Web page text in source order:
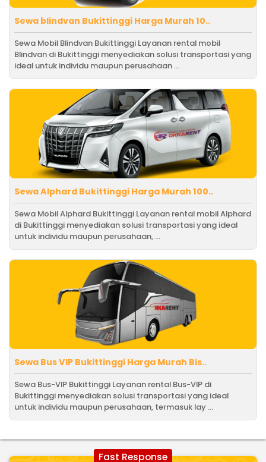
Sewa blindvan Bukittinggi Harga Murah 10..
Sewa Mobil Blindvan Bukittinggi Layanan rental mobil
Blindvan di Bukittinggi menyediakan solusi transportasi yang
ideal untuk individu maupun perusahaan ...
Sewa Alphard Bukittinggi Harga Murah 100..
Sewa Mobil Alphard Bukittinggi Layanan rental mobil Alphard
di Bukittinggi menyediakan solusi transportasi yang ideal
untuk individu maupun perusahaan, ...
Sewa Bus VIP Bukittinggi Harga Murah Bis..
Sewa Bus-VIP Bukittinggi Layanan rental Bus-VIP di
Bukittinggi menyediakan solusi transportasi yang ideal
untuk individu maupun perusahaan, termasuk lay ...
Fast Response